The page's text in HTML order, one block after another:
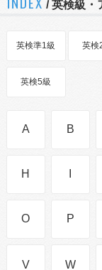
/ 英検級・
英検準1級 英検
英検5級
A B
H
O P
V W